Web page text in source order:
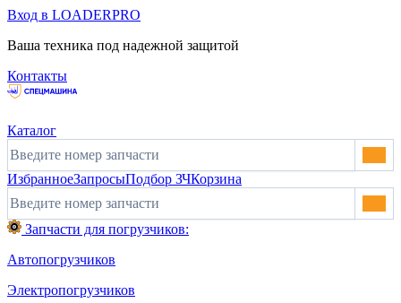
Вход в LOADERPRO
Ваша техника под надежной защитой
Контакты
Каталог
ИзбранноеЗапросыПодбор ЗЧКорзина
Запчасти для погрузчиков:
Автопогрузчиков
Электропогрузчиков